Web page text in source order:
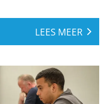
LEES MEER